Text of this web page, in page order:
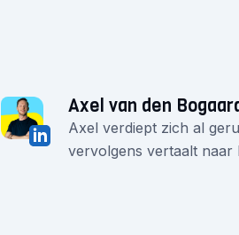
Axel van den
Axel verdiept zich al
vervolgens vertaalt naar